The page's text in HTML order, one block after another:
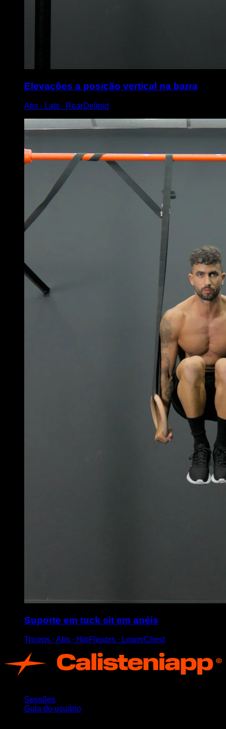
Elevações a posição vertical na barra
Abs ∙ Lats ∙ RearDeltoid
Suporte em tuck sit em anéis
Triceps ∙ Abs ∙ HipFlexors ∙ LowerChest
Sessões
Guia do usuário